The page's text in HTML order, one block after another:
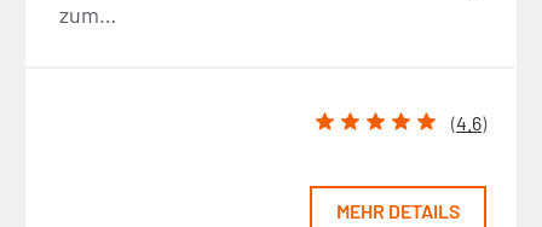
zum…
(4.6)
MEHR DETAILS